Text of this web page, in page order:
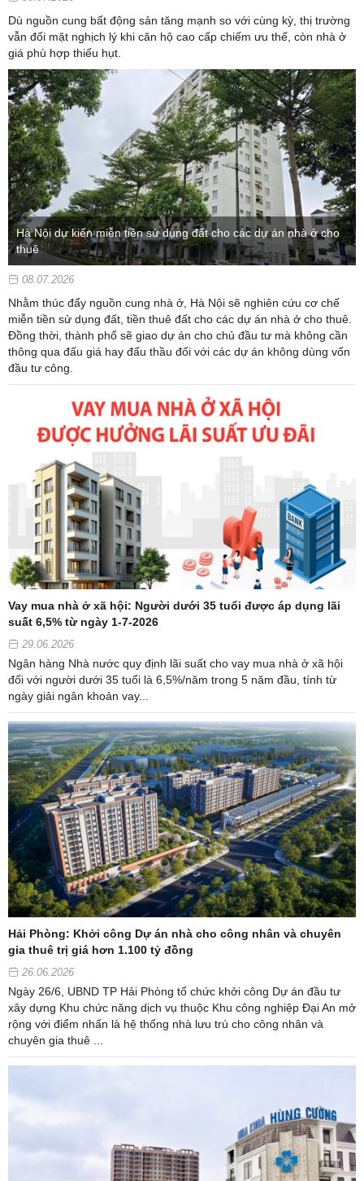
Dù nguồn cung bất động sản tăng mạnh so với cùng kỳ, thị trường
vẫn đối mặt nghịch lý khi căn hộ cao cấp chiếm ưu thế, còn nhà ở
giá phù hợp thiếu hụt.
Hà Nội dự kiến miễn tiền sử dụng đất cho các dự án nhà ở cho
thuê
08.07.2026
Nhằm thúc đẩy nguồn cung nhà ở, Hà Nội sẽ nghiên cứu cơ chế
miễn tiền sử dụng đất, tiền thuê đất cho các dự án nhà ở cho thuê.
Đồng thời, thành phố sẽ giao dự án cho chủ đầu tư mà không cần
thông qua đấu giá hay đấu thầu đối với các dự án không dùng vốn
đầu tư công.
Vay mua nhà ở xã hội: Người dưới 35 tuổi được áp dụng lãi
suất 6,5% từ ngày 1-7-2026
29.06.2026
Ngân hàng Nhà nước quy định lãi suất cho vay mua nhà ở xã hội
đối với người dưới 35 tuổi là 6,5%/năm trong 5 năm đầu, tính từ
ngày giải ngân khoản vay...
Hải Phòng: Khởi công Dự án nhà cho công nhân và chuyên
gia thuê trị giá hơn 1.100 tỷ đồng
26.06.2026
Ngày 26/6, UBND TP Hải Phòng tổ chức khởi công Dự án đầu tư
xây dựng Khu chức năng dịch vụ thuộc Khu công nghiệp Đại An mở
rộng với điểm nhấn là hệ thống nhà lưu trú cho công nhân và
chuyên gia thuê ...